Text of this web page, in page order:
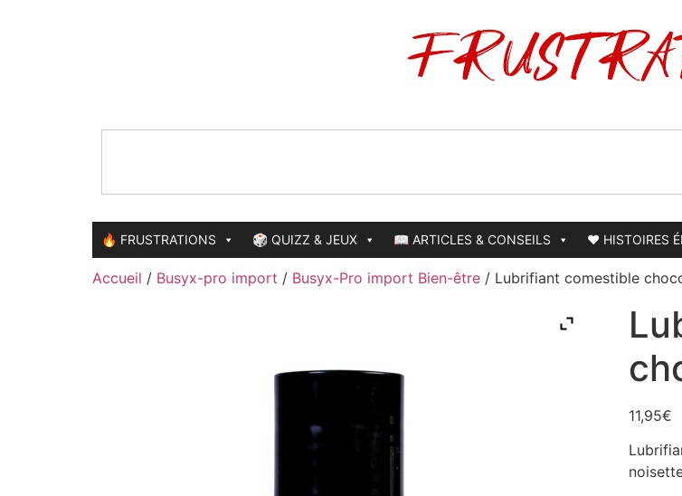
🔥 FRUSTRATIONS 🎲 QUIZZ & JEUX 📖 ARTICLES & CONSEILS ❤️ HISTOIRES
Accueil / Busyx-pro import / Busyx-Pro import Bien-être / Lubrifiant comestible
11,95€